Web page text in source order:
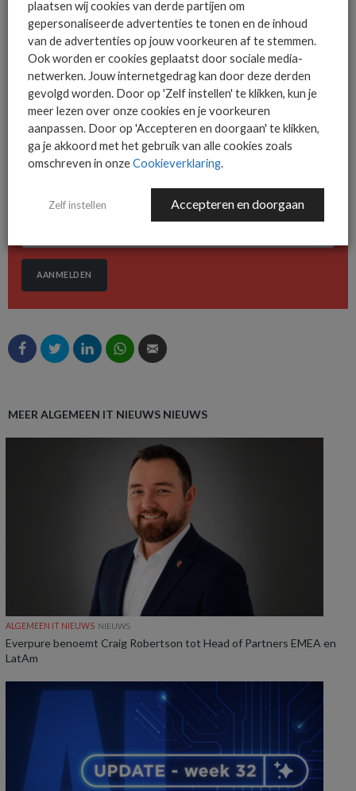
De ICT-wereld is snel. Mis
niets.
Het allerlaatste ICT nieuws in jouw
AANMELDEN
MEER ALGEMEEN IT NIEUWS NIEUWS
ALGEMEEN IT NIEUWS NIEUWS
Everpure benoemt Craig Robertson tot Head of Partners EMEA en
LatAm
plaatsen wij cookies van derde partijen om
gepersonaliseerde advertenties te tonen en de inhoud
van de advertenties op jouw voorkeuren af te stemmen.
Ook worden er cookies geplaatst door sociale media-
netwerken. Jouw internetgedrag kan door deze derden
gevolgd worden. Door op 'Zelf instellen' te klikken, kun je
meer lezen over onze cookies en je voorkeuren
aanpassen. Door op 'Accepteren en doorgaan' te klikken,
ga je akkoord met het gebruik van alle cookies zoals
omschreven in onzeCookieverklaring.
Zelf instellen Accepteren en doorgaan